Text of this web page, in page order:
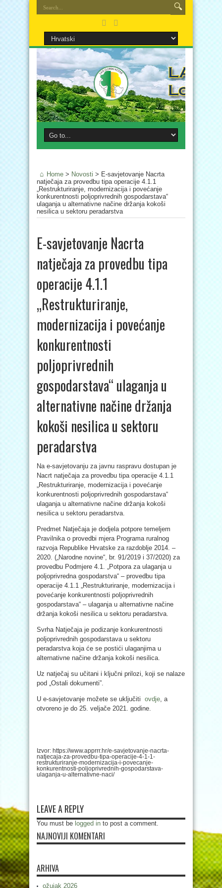
Home > Novosti > E-savjetovanje Nacrta
natječaja za provedbu tipa operacije 4.1.1
„Restrukturiranje, modernizacija i povećanje
konkurentnosti poljoprivrednih gospodarstava“
ulaganja u alternativne načine držanja kokoši
nesilica u sektoru peradarstva
E-savjetovanje Nacrta
natječaja za provedbu tipa
operacije 4.1.1
„Restrukturiranje,
modernizacija i povećanje
konkurentnosti
poljoprivrednih
gospodarstava“ ulaganja u
alternativne načine držanja
kokoši nesilica u sektoru
peradarstva
Na e-savjetovanju za javnu raspravu dostupan je
Nacrt natječaja za provedbu tipa operacije 4.1.1
„Restrukturiranje, modernizacija i povećanje
konkurentnosti poljoprivrednih gospodarstava“
ulaganja u alternativne načine držanja kokoši
nesilica u sektoru peradarstva.
Predmet Natječaja je dodjela potpore temeljem
Pravilnika o provedbi mjera Programa ruralnog
razvoja Republike Hrvatske za razdoblje 2014. –
2020. („Narodne novine“, br. 91/2019 i 37/2020) za
provedbu Podmjere 4.1. „Potpora za ulaganja u
poljoprivredna gospodarstva“ – provedbu tipa
operacije 4.1.1 „Restrukturiranje, modernizacija i
povećanje konkurentnosti poljoprivrednih
gospodarstava“ – ulaganja u alternativne načine
držanja kokoši nesilica u sektoru peradarstva.
Svrha Natječaja je podizanje konkurentnosti
poljoprivrednih gospodarstava u sektoru
peradarstva koja će se postići ulaganjima u
alternativne načine držanja kokoši nesilica.
Uz natječaj su učitani i ključni prilozi, koji se nalaze
pod „Ostali dokumenti”.
U e-savjetovanje možete se uključiti ovdje, a
otvoreno je do 25. veljače 2021. godine.
Izvor: https://www.apprrr.hr/e-savjetovanje-nacrta-
natjecaja-za-provedbu-tipa-operacije-4-1-1-
restrukturiranje-modernizacija-i-povecanje-
konkurentnosti-poljoprivrednih-gospodarstava-
ulaganja-u-alternativne-naci/
LEAVE A REPLY
You must be logged in to post a comment.
NAJNOVIJI KOMENTARI
ARHIVA
ožujak 2026